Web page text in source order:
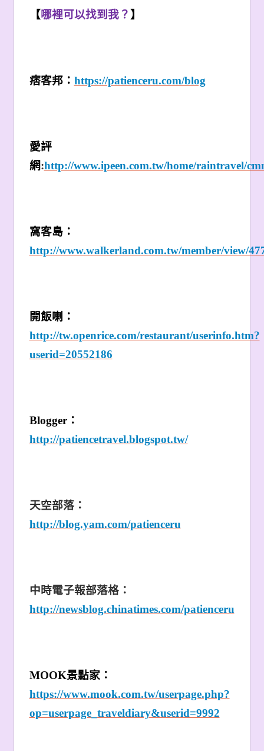
【哪裡可以找到我？ 】
痞客邦： https://patienceru.com/blog
愛評
網:http://www.ipeen.com.tw/home/raintravel/
窩客島：
http://www.walkerland.com.tw/member/view/
開飯喇：
http://tw.openrice.com/restaurant/userinfo.htm?
userid=20552186
Blogger：
http://patiencetravel.blogspot.tw/
天空部落：
http://blog.yam.com/patienceru
中時電子報部落格：
http://newsblog.chinatimes.com/patienceru
MOOK景點家：
https://www.mook.com.tw/userpage.php?
op=userpage_traveldiary&userid=9992